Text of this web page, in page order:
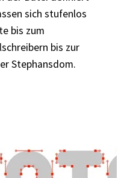
sich stufenlos
bis zum
bis zur
Stephansdom.